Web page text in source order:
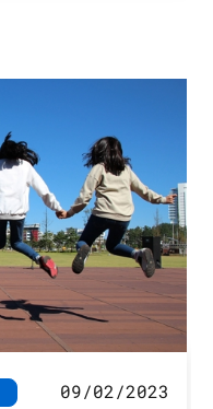
09/02/2023